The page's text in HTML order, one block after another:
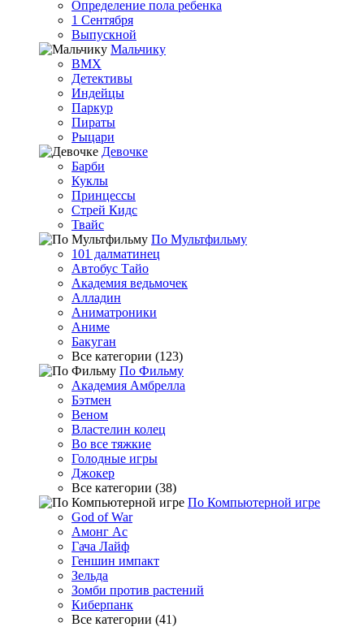
Определение пола ребенка
1 Сентября
Выпускной
Мальчику
BMX
Детективы
Индейцы
Паркур
Пираты
Рыцари
Девочке
Барби
Куклы
Принцессы
Стрей Кидс
Твайс
По Мультфильму
101 далматинец
Автобус Тайо
Академия ведьмочек
Алладин
Аниматроники
Аниме
Бакуган
Все категории (123)
По Фильму
Академия Амбрелла
Бэтмен
Веном
Властелин колец
Во все тяжкие
Голодные игры
Джокер
Все категории (38)
По Компьютерной игре
God of War
Амонг Ас
Гача Лайф
Геншин импакт
Зельда
Зомби против растений
Киберпанк
Все категории (41)